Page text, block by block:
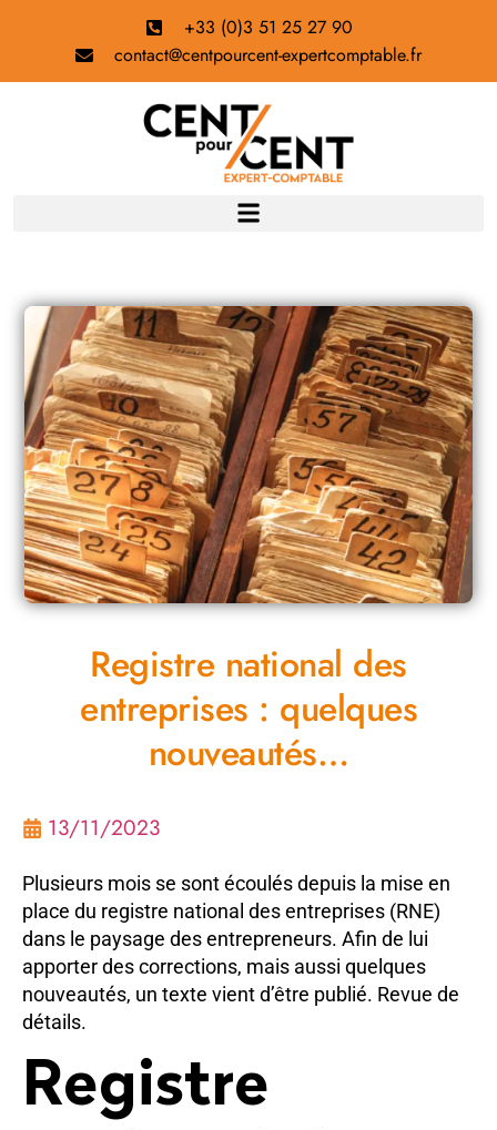
+33 (0)3 51 25 27 90
contact@centpourcent-expertcomptable.fr
Registre national des
entreprises : quelques
nouveautés…
13/11/2023
Plusieurs mois se sont écoulés depuis la mise en
place du registre national des entreprises (RNE)
dans le paysage des entrepreneurs. Afin de lui
apporter des corrections, mais aussi quelques
nouveautés, un texte vient d’être publié. Revue de
détails.
Registre